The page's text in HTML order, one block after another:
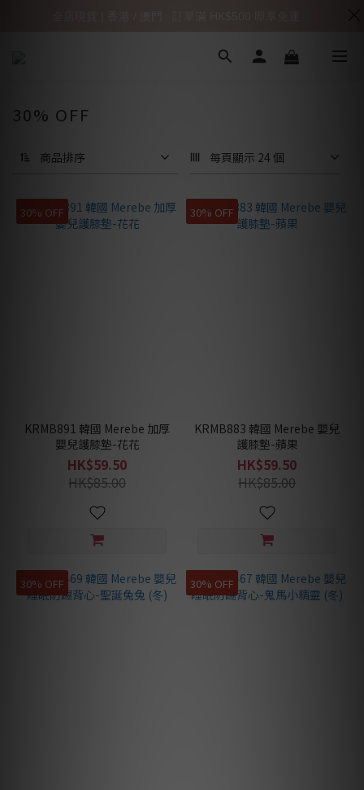
30% OFF
商品排序 每頁顯示 24 個
30% OFF
KRMB891 韓國 Merebe 加厚
嬰兒護膝墊-花花
HK$59.50
HK$85.00
30% OFF
KRMB883 韓國 Merebe 嬰兒
護膝墊-蘋果
HK$59.50
HK$85.00
30% OFF 30% OFF